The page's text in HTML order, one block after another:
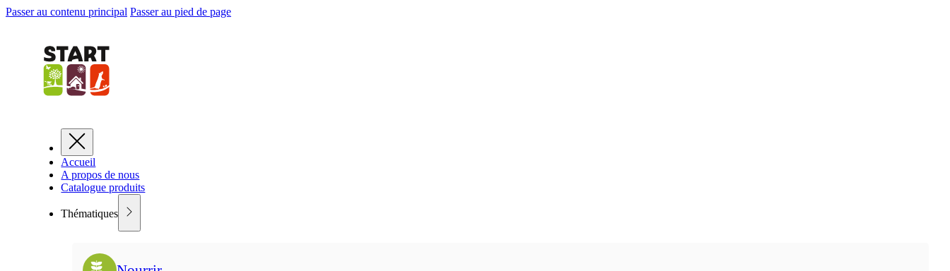
Passer au contenu principal Passer au pied de page
Accueil
A propos de nous
Catalogue produits
Thématiques